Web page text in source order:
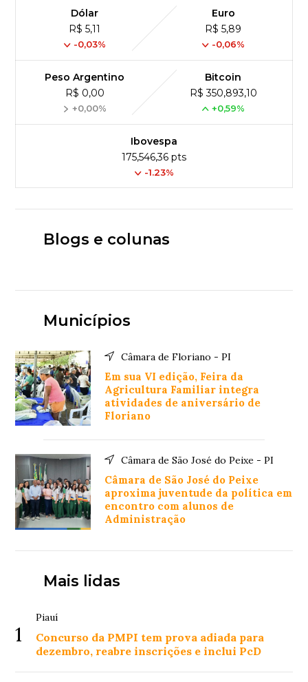
Dólar
R$ 5,11
-0,03%
Euro
R$ 5,89
-0,06%
Peso Argentino
R$ 0,00
+0,00%
Bitcoin
R$ 350,893,10
+0,59%
Ibovespa
175,546,36 pts
-1.23%
Blogs e colunas
Municípios
Câmara de Floriano - PI
Em sua VI edição, Feira da
Agricultura Familiar integra
atividades de aniversário de
Floriano
Câmara de São José do Peixe - PI
Câmara de São José do Peixe
aproxima juventude da política em
encontro com alunos de
Administração
Mais lidas
1
Piauí
Concurso da PMPI tem prova adiada para
dezembro, reabre inscrições e inclui PcD